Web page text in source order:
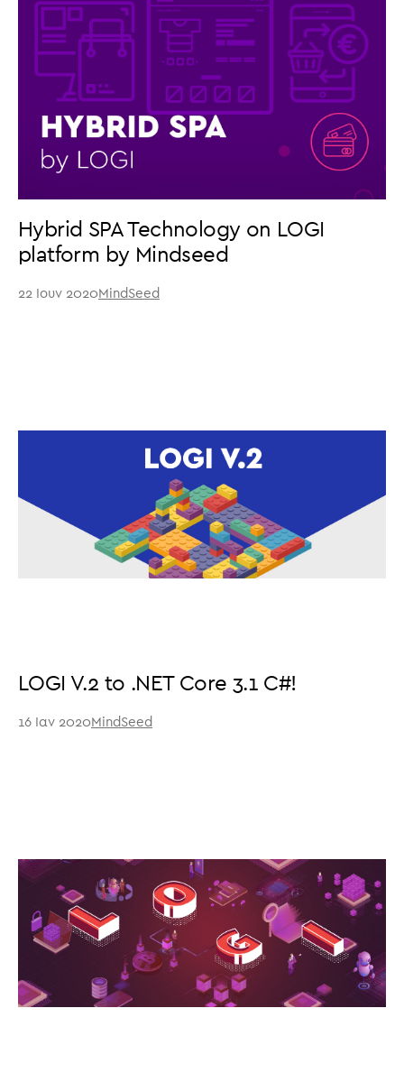
Hybrid SPA Technology on LOGI
platform by Mindseed
22 Ιουν 2020MindSeed
LOGI V.2 to .NET Core 3.1 C#!
16 Ιαν 2020MindSeed